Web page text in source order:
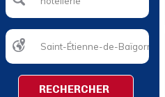
RECHERCHER